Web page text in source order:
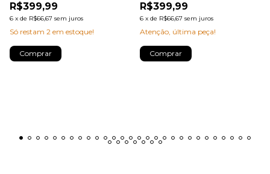
R$399,99
6 x de R$66,67 sem juros
Só restam 2 em estoque!
Comprar
R$399,99
6 x de R$66,67 sem juros
Atenção, última peça!
Comprar